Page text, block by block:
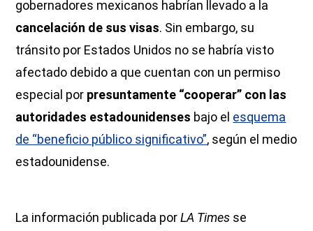
gobernadores mexicanos habrían llevado a la
cancelación de sus visas. Sin embargo, su
tránsito por Estados Unidos no se habría visto
afectado debido a que cuentan con un permiso
especial por presuntamente “cooperar” con las
autoridades estadounidenses bajo el esquema
de “beneficio público significativo”, según el medio
estadounidense.
La información publicada porLA Times se